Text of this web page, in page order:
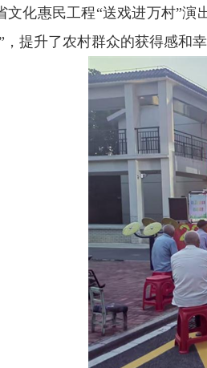
文化惠民工程“送戏进万村”
，提升了农村群众的获得感和